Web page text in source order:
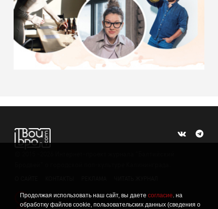
Продолжая использовать наш сайт, вы даете согласие. на
обработку файлов cookie, пользовательских данных (сведения о
! Политика конфиденциальности